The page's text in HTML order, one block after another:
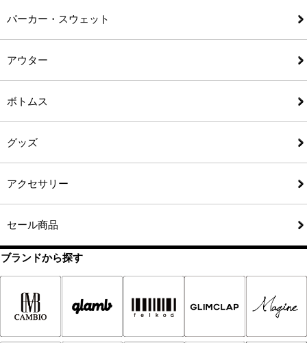
パーカー・スウェット
アウター
ボトムス
グッズ
アクセサリー
セール商品
ブランドから探す